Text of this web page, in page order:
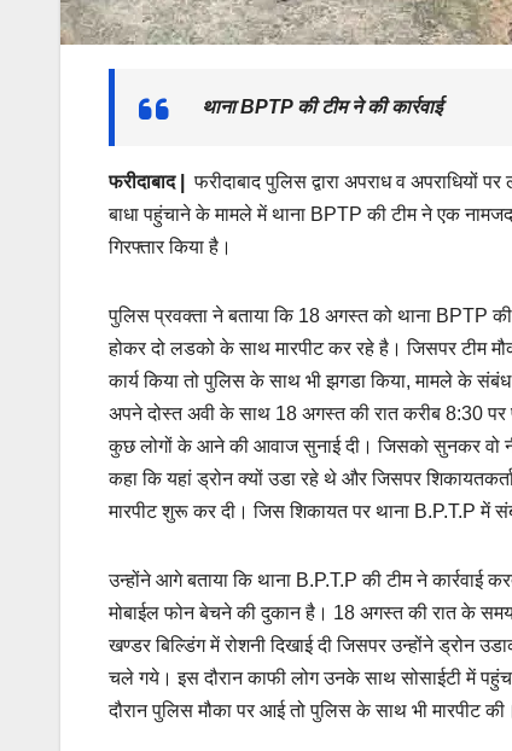
थाना BPTP की टीम ने की कार्रवाई
फरीदाबाद |
फरीदाबाद पुलिस द्वारा अपराध व अपराधियों
बाधा पहुंचाने के मामले में थाना BPTP की टीम ने एक
गिरफ्तार किया है।
पुलिस प्रवक्ता ने बताया कि 18 अगस्त को थाना BPTP
होकर दो लडको के साथ मारपीट कर रहे है। जिसपर टीम
कार्य किया तो पुलिस के साथ भी झगडा किया, मामले के
अपने दोस्त अवी के साथ 18 अगस्त की रात करीब 8:30 पर
कुछ लोगों के आने की आवाज सुनाई दी। जिसको सुनकर वो
कहा कि यहां ड्रोन क्यों उडा रहे थे और जिसपर
मारपीट शुरू कर दी। जिस शिकायत पर थाना B.P.T.P में
उन्होंने आगे बताया कि थाना B.P.T.P की टीम ने कार्रवाई
मोबाईल फोन बेचने की दुकान है। 18 अगस्त की रात के समय
खण्डर बिल्डिंग में रोशनी दिखाई दी जिसपर उन्होंने ड्रोन
चले गये। इस दौरान काफी लोग उनके साथ सोसाईटी में
दौरान पुलिस मौका पर आई तो पुलिस के साथ भी मारपीट